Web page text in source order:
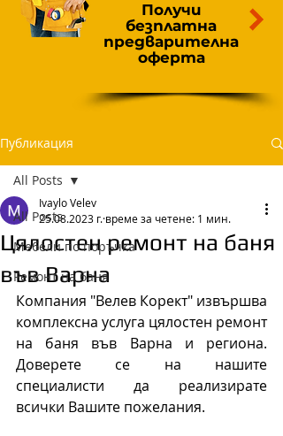
Получи
безплатна
предварителна
оферта
Публикация
All Posts
Мебели по поръчка
Ремонт на баня
All Posts
Цялостен ремонт на баня
във Варна
Ivaylo Velev
25.08.2023 г. време за четене: 1 мин.
Компания "Велев Корект" извършва
комплексна услуга цялостен ремонт
на баня във Варна и региона.
Доверете се на нашите
специалисти да реализирате
всички Вашите пожелания.